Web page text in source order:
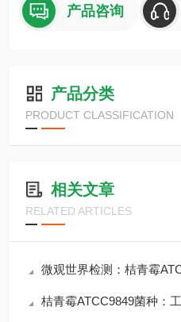
产品咨询
产品分类
PRODUCT CLASSIFICATION
相关文章
RELATED ARTICLES
微观世界检测：桔青霉
桔青霉ATCC9849菌种：